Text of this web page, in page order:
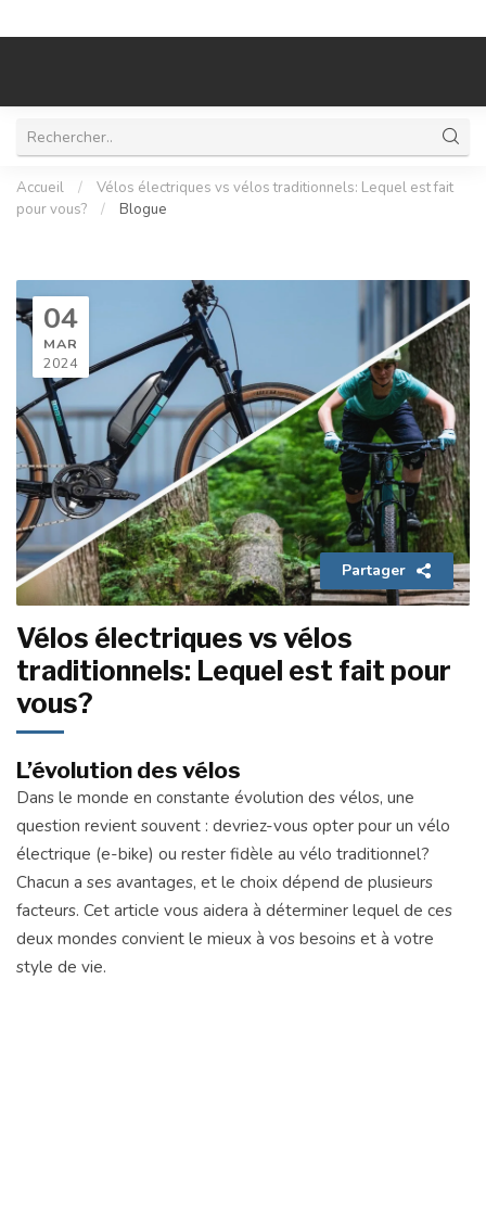
Accueil /
Vélos électriques vs vélos traditionnels: Lequel est fait
pour vous?
/ Blogue
04
MAR
2024
Partager
Vélos électriques vs vélos
traditionnels: Lequel est fait pour
vous?
L’évolution des vélos
Dans le monde en constante évolution des vélos, une
question revient souvent : devriez-vous opter pour un vélo
électrique (e-bike) ou rester fidèle au vélo traditionnel?
Chacun a ses avantages, et le choix dépend de plusieurs
facteurs. Cet article vous aidera à déterminer lequel de ces
deux mondes convient le mieux à vos besoins et à votre
style de vie.